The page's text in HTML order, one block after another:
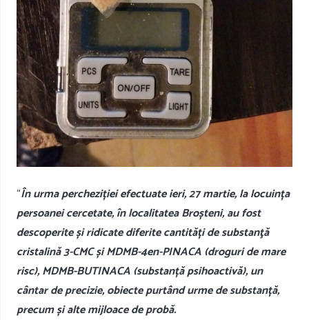
“În urma percheziției efectuate ieri, 27 martie, la locuința
persoanei cercetate, în localitatea Broșteni, au fost
descoperite și ridicate diferite cantități de substanţă
cristalină 3-CMC și MDMB-4en-PINACA (droguri de mare
risc), MDMB-BUTINACA (substanță psihoactivă), un
cântar de precizie, obiecte purtând urme de substanță,
precum și alte mijloace de probă.